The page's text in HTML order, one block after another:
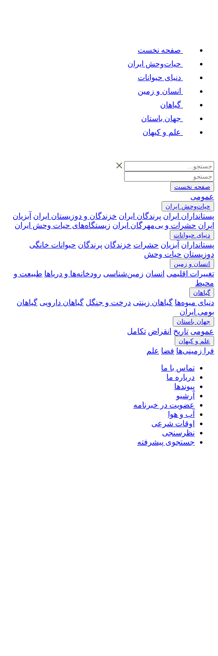
صفحه نخست
حیات‌وحش ایران
دنیای حیوانات
انسان و زمین
گیاهان
جهان باستان
علم و کیهان
صفحه نخست
عمومی
حیات‌وحش ایران
پستانداران ایران پرندگان ایران خزندگان و دوزیستان ایران آبزیان
ایران حشرات و بی‌مهرگان ایران زیستگاه‌های حیات وحش ایران
دنیای حیوانات
پستانداران آبزیان حشرات خزندگان پرندگان حیوانات خانگی
دوزیستان حیات وحش
انسان و زمین
تغییرات اقلیمی انسان زمین‌شناسی رودخانه‎‌ها و دریاها
طبیعت و
محیط
گیاهان
دنیای میوه‌ها گیاهان زینتی درخت و جنگل گیاهان دارویی گیاهان
بومی ایران
جهان باستان
عمومی تاریخ انقراض تکامل
علم و کیهان
فرا زمینی‌ها فضا علم
تماس با ما
درباره ما
پیوندها
آرشیو
عضویت در خبرنامه
آب و هوا
اوقات شرعی
نظرسنجی
جستجوی پیشرفته